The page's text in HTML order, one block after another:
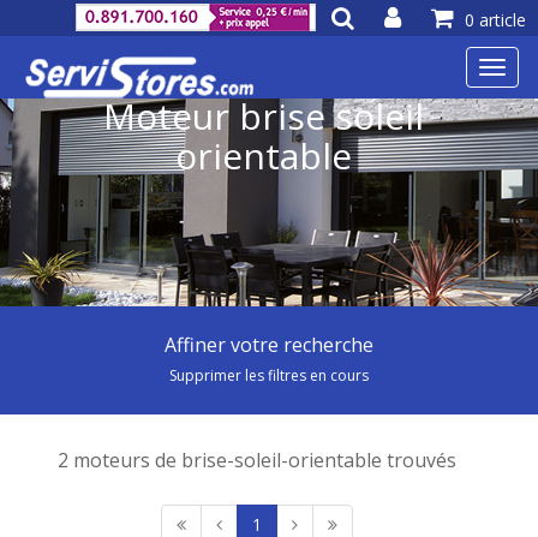
0 article
Moteur brise soleil
orientable
Affiner votre recherche
Supprimer les filtres en cours
2 moteurs de brise-soleil-orientable trouvés
1